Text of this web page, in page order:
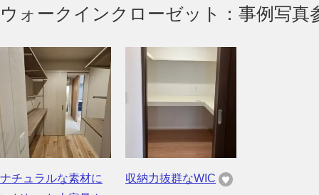
ウォークインクローゼット：事例写真
ナチュラルな素材に
収納力抜群なWIC